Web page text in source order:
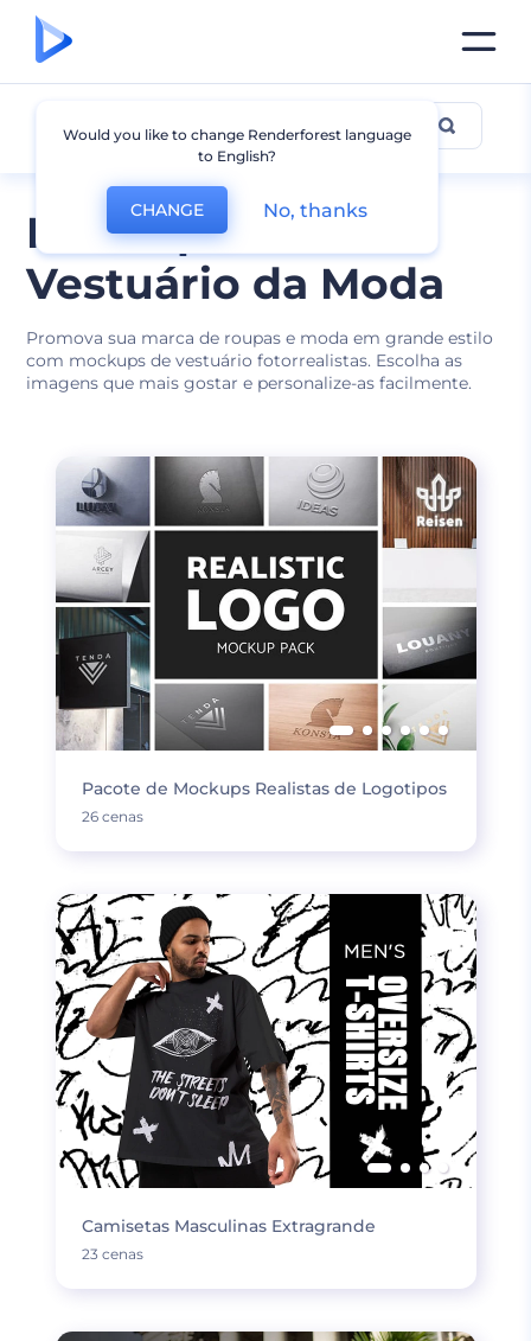
Mockups de
Vestuário da Moda
Promova sua marca de roupas e moda em grande estilo
com mockups de vestuário fotorrealistas. Escolha as
imagens que mais gostar e personalize-as facilmente.
Vestuário
Pacote de Mockups Realistas de Logotipos
26 cenas
Camisetas Masculinas Extragrande
23 cenas
Would you like to change Renderforest language
to English?
CHANGE No, thanks